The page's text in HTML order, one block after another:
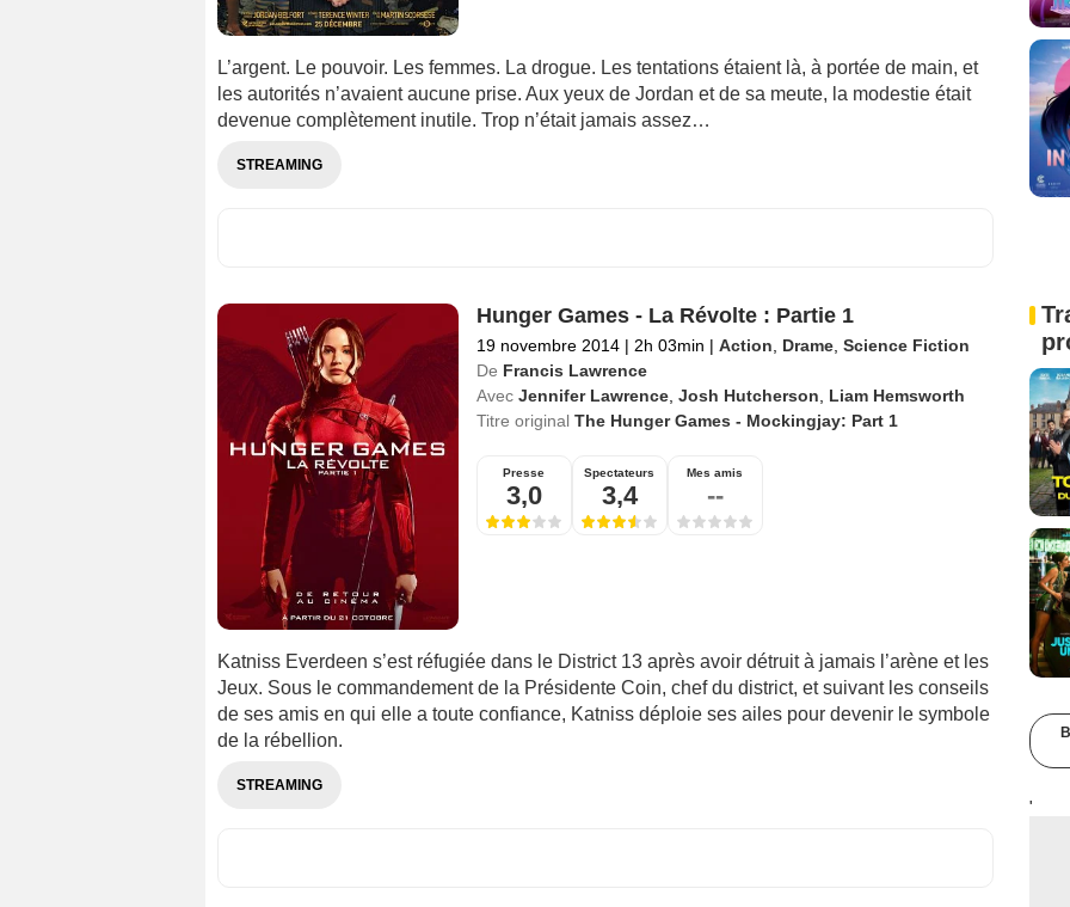
L’argent. Le pouvoir. Les femmes. La drogue. Les tentations étaient là, à portée de main, et
les autorités n’avaient aucune prise. Aux yeux de Jordan et de sa meute, la modestie était
devenue complètement inutile. Trop n’était jamais assez…
STREAMING
Hunger Games - La Révolte : Partie 1
19 novembre 2014 | 2h 03min | Action Drame, Science Fiction
De Francis Lawrence
Avec Jennifer Lawrence, Josh Hutcherson
Liam Hemsworth
Titre original The Hunger Games - Mockingjay: Part 1
Presse
3,0
Spectateurs
3,4
Mes amis
--
Katniss Everdeen s’est réfugiée dans le District 13 après avoir détruit à jamais l’arène et les
Jeux. Sous le commandement de la Présidente Coin, chef du district, et suivant les conseils
de ses amis en qui elle a toute confiance, Katniss déploie ses ailes pour devenir le symbole
de la rébellion.
STREAMING
'